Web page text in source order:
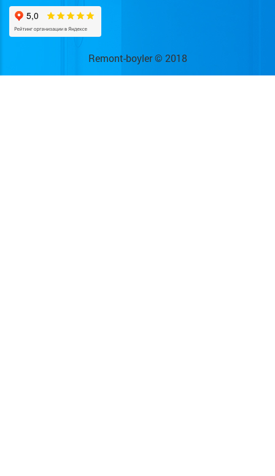
Remont-boyler © 2018